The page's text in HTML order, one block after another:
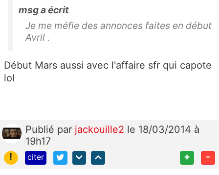
msg a écrit
Je me méfie des annonces faites en début
Avril .
Début Mars aussi avec l'affaire sfr qui capote
lol
Publié par jackouille2 le 18/03/2014 à
19h17
!
citer + -